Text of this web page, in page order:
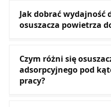
Jak dobrać wydajność
osuszacza powietrza
Czym różni się
adsorpcyjnego pod
pracy?